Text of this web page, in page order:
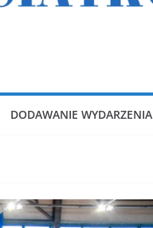
DODAWANIE WYDARZENIA